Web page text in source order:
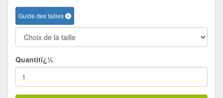
Guide des tailles
Quantitï¿½